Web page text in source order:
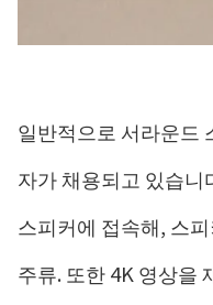
일반적으로 서라운드
자가 채용되고 있습니
스피커에 접속해, 스
주류. 또한 4K 영상을